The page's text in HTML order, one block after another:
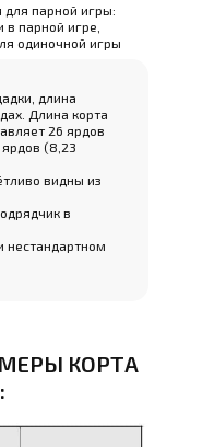
парной игры:
в парной игре,
одиночной игры
длина
Длина корта
26 ярдов
(8,23
видны из
в
нестандартном
КОРТА